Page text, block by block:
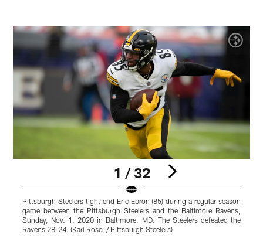
1 / 32
Pittsburgh Steelers tight end Eric Ebron (85) during a regular season
game between the Pittsburgh Steelers and the Baltimore Ravens,
Sunday, Nov. 1, 2020 in Baltimore, MD. The Steelers defeated the
Ravens 28-24. (Karl Roser / Pittsburgh Steelers)